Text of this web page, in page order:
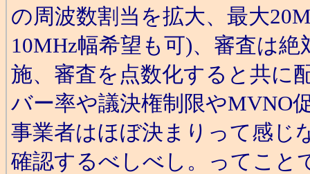
の周波数割当を拡大、最大
10MHz幅希望も可)、審査は
施、審査を点数化すると共に
バー率や議決権制限やMVNO
事業者はほぼ決まりって感じ
確認するべしべし。ってこと